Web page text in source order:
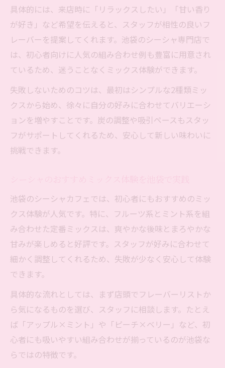
具体的には、来店時に「リラックスしたい」「甘い香り
が好き」など希望を伝えると、スタッフが相性の良いフ
レーバーを提案してくれます。池袋のシーシャ専門店で
は、初心者向けに人気の組み合わせ例も豊富に用意され
ているため、迷うことなくミックス体験ができます。
失敗しないためのコツは、最初はシンプルな2種類ミッ
クスから始め、徐々に自分の好みに合わせてバリエーシ
ョンを増やすことです。炭の調整や吸引ペースもスタッ
フがサポートしてくれるため、安心して新しい味わいに
挑戦できます。
池袋のシーシャカフェでは、初心者にもおすすめのミッ
クス体験が人気です。特に、フルーツ系とミント系を組
み合わせた定番ミックスは、爽やかな後味とまろやかな
甘みが楽しめると好評です。スタッフが好みに合わせて
細かく調整してくれるため、失敗が少なく安心して体験
できます。
具体的な流れとしては、まず店頭でフレーバーリストか
ら気になるものを選び、スタッフに相談します。たとえ
ば「アップル×ミント」や「ピーチ×ベリー」など、初
心者にも吸いやすい組み合わせが揃っているのが池袋な
らではの特徴です。